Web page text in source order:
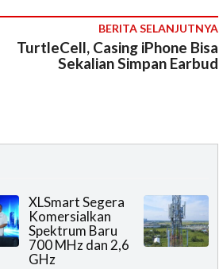
BERITA SELANJUTNYA
TurtleCell, Casing iPhone Bisa
Sekalian Simpan Earbud
XLSmart Segera
Komersialkan
Spektrum Baru
700 MHz dan 2,6
GHz